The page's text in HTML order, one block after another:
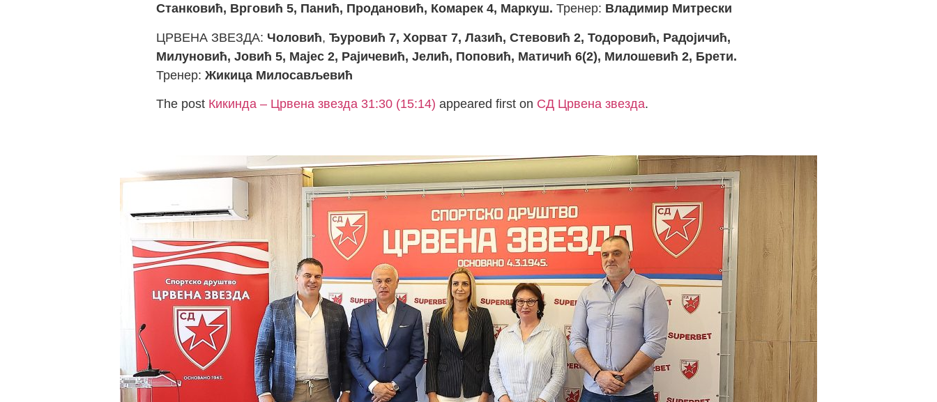
Станковић, Врговић 5, Панић, Продановић, Комарек 4, Маркуш. Тренер: Владимир Митрески
ЦРВЕНА ЗВЕЗДА: Чоловић, Ђуровић 7, Хорват 7, Лазић, Стевовић 2, Тодоровић, Радојичић,
Милуновић, Јовић 5, Мајес 2, Рајичевић, Јелић, Поповић, Матичић 6(2), Милошевић 2, Брети.
Тренер: Жикица Милосављевић
The post Кикинда – Црвена звезда 31:30 (15:14) appeared first on СД Црвена звезда.